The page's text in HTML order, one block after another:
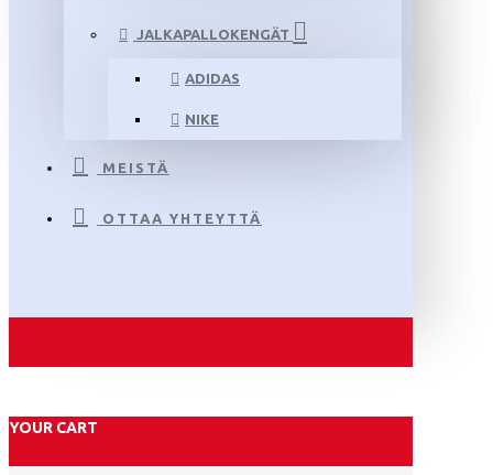
JALKAPALLOKENGÄT
ADIDAS
NIKE
MEISTÄ
OTTAA YHTEYTTÄ
YOUR CART